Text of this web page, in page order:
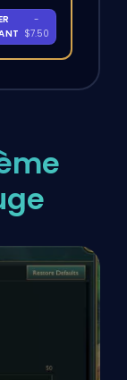
-
$7.50